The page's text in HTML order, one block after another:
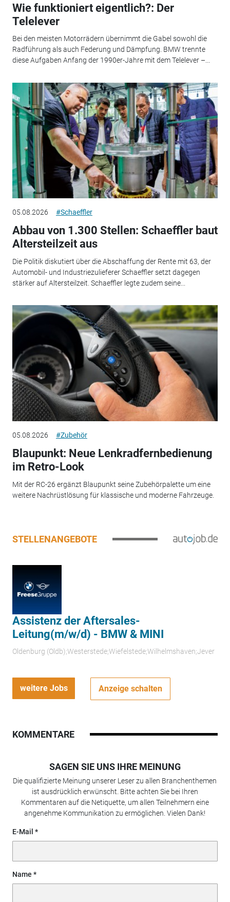
Wie funktioniert eigentlich?: Der
Telelever
Bei den meisten Motorrädern übernimmt die Gabel sowohl die
Radführung als auch Federung und Dämpfung. BMW trennte
diese Aufgaben Anfang der 1990er-Jahre mit dem Telelever –...
05.08.2026 #Schaeffler
Abbau von 1.300 Stellen: Schaeffler baut
Altersteilzeit aus
Die Politik diskutiert über die Abschaffung der Rente mit 63, der
Automobil- und Industriezulieferer Schaeffler setzt dagegen
stärker auf Altersteilzeit. Schaeffler legte zudem seine...
05.08.2026 #Zubehör
Blaupunkt: Neue Lenkradfernbedienung
im Retro-Look
Mit der RC-26 ergänzt Blaupunkt seine Zubehörpalette um eine
weitere Nachrüstlösung für klassische und moderne Fahrzeuge.
STELLENANGEBOTE
Assistenz der Aftersales-
Leitung(m/w/d) - BMW & MINI
Oldenburg (Oldb);Westerstede;Wiefelstede;Wilhelmshaven;Jever
weitere Jobs Anzeige schalten
KOMMENTARE
SAGEN SIE UNS IHRE MEINUNG
Die qualifizierte Meinung unserer Leser zu allen Branchenthemen
ist ausdrücklich erwünscht. Bitte achten Sie bei Ihren
Kommentaren auf die Netiquette, um allen Teilnehmern eine
angenehme Kommunikation zu ermöglichen. Vielen Dank!
E-Mail
Name